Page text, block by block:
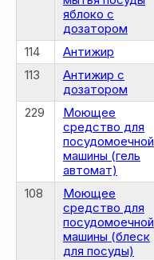
яблоко с
дозатором
114 Антижир
113
Антижир с
дозатором
229
Моющее
средство для
посудомоечной
машины (гель
автомат)
108
Моющее
средство для
посудомоечной
машины (блеск
для посуды)